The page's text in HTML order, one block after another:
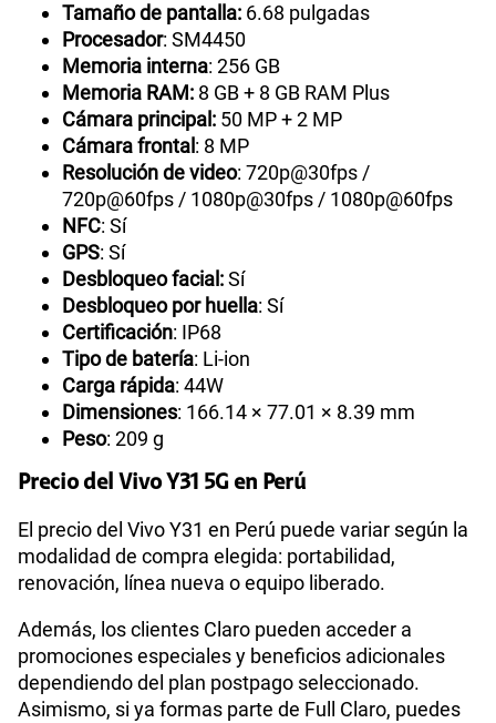
Tamaño de pantalla: 6.68 pulgadas
Procesador: SM4450
Memoria interna: 256 GB
Memoria RAM: 8 GB + 8 GB RAM Plus
Cámara principal: 50 MP + 2 MP
Cámara frontal : 8 MP
Resolución de video: 720p@30fps /
720p@60fps / 1080p@30fps / 1080p@60fps
NFC: Sí
GPS: Sí
Desbloqueo facial:Sí
Desbloqueo por huella: Sí
Certificación: IP68
Tipo de batería: Li-ion
Carga rápida: 44W
Dimensiones: 166.14 × 77.01 × 8.39 mm
Peso: 209 g
Precio del Vivo Y31 5G en Perú
El precio del Vivo Y31 en Perú puede variar según la
modalidad de compra elegida: portabilidad,
renovación, línea nueva o equipo liberado.
Además, los clientes Claro pueden acceder a
promociones especiales y beneficios adicionales
dependiendo del plan postpago seleccionado.
Asimismo, si ya formas parte de Full Claro, puedes